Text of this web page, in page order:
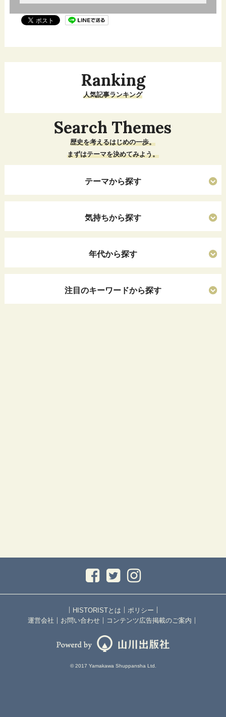
Ranking
人気記事ランキング
Search Themes
歴史を考えるはじめの一歩。
まずはテーマを決めてみよう。
テーマから探す
気持ちから探す
年代から探す
注目のキーワードから探す
｜ HISTORISTとは ｜ ポリシー ｜
運営会社 ｜ お問い合わせ ｜ コンテンツ広告掲載のご案内 ｜
© 2017 Yamakawa Shuppansha Ltd.